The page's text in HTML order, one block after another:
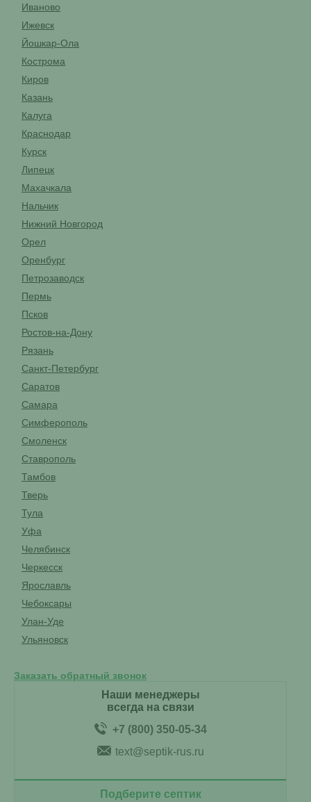
Наши менеджеры
всегда на связи
+7 (800) 350-05-34
text@septik-rus.ru
Подберите септик
Иваново
Ижевск
Йошкар-Ола
Кострома
Киров
Казань
Калуга
Краснодар
Курск
Липецк
Махачкала
Нальчик
Нижний Новгород
Орел
Оренбург
Петрозаводск
Пермь
Псков
Ростов-на-Дону
Рязань
Санкт-Петербург
Саратов
Самара
Симферополь
Смоленск
Ставрополь
Тамбов
Тверь
Тула
Уфа
Челябинск
Черкесск
Ярославль
Чебоксары
Улан-Уде
Ульяновск
Заказать обратный звонок